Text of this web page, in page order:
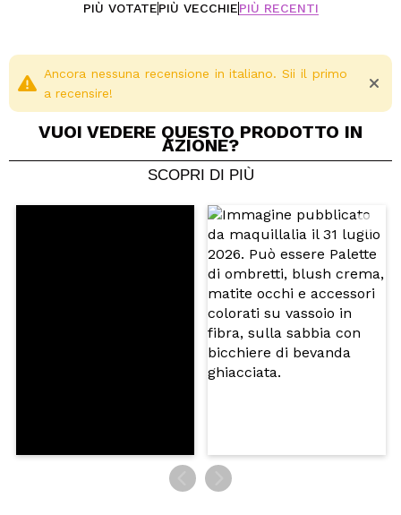
PIÙ VOTATEPIÙ VECCHIEPIÙ RECENTI
Condividi un video o una foto
Il tuo video potrebbe essere il primo. Immaginalo...
Consiglieresti questo acquisto? Si No
5/5
Ancora nessuna recensione in italiano. Sii il primo
a recensire!
VUOI VEDERE QUESTO PRODOTTO IN
AZIONE?
SCOPRI DI PIÙ